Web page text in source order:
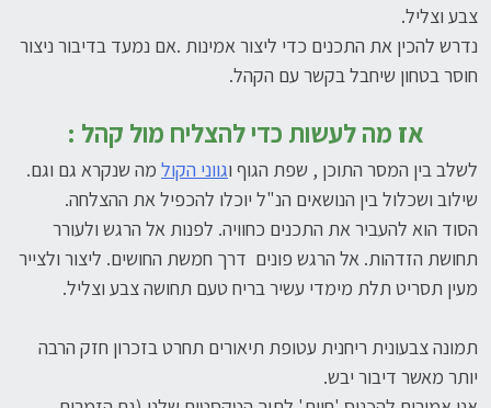
צבע וצליל.
נדרש להכין את התכנים כדי ליצור אמינות .אם נמעד בדיבור ניצור
חוסר בטחון שיחבל בקשר עם הקהל.
אז מה לעשות כדי להצליח מול קהל :
לשלב בין המסר התוכן , שפת הגוף וגווני הקול מה שנקרא גם וגם.
שילוב ושכלול בין הנושאים הנ"ל יוכלו להכפיל את ההצלחה.
הסוד הוא להעביר את התכנים כחוויה. לפנות אל הרגש ולעורר
תחושת הזדהות. אל הרגש פונים דרך חמשת החושים. ליצור ולצייר
מעין תסריט תלת מימדי עשיר בריח טעם תחושה צבע וצליל.
תמונה צבעונית ריחנית עטופת תיאורים תחרט בזכרון חזק הרבה
יותר מאשר דיבור יבש.